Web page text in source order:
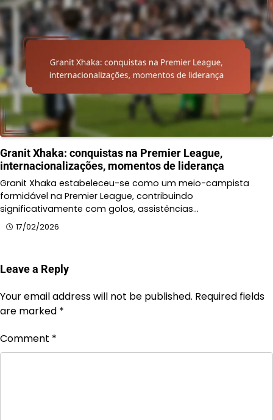
Granit Xhaka: conquistas na Premier League,
internacionalizações, momentos de liderança
Granit Xhaka estabeleceu-se como um meio-campista
formidável na Premier League, contribuindo
significativamente com golos, assistências…
17/02/2026
Leave a Reply
Your email address will not be published. Required fields
are marked *
Comment *